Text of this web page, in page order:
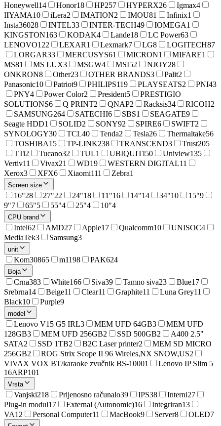
Honeywell14 Honor18 HP257 HYPERX26 Igmax4
IIYAMA10 iLera2 IMATION2 IMOU81 Infinix1
Insta36028 INTEL33 INTER-TECH49 IOMEGA1
KINGSTON163 KODAK4 Lande18 LC Power63
LENOVO122 LEXAR1 Lexmark7 LG8 LOGITECH87
LORGAR33 MERCUSYS61 MICRON1 MIFARE1
MS81 MS LUX3 MSGW4 MSI52 NJOY28
ONKRON8 Other23 OTHER BRANDS3 Palit2
Panasonic10 Patriot9 PHILIPS119 PLAYSEATS2 PNI43
PNY4 Power Color2 President5
PRESTIGIO
SOLUTIONS6 Q PRINT2 QNAP2 Racksis34 RICOH2
SAMSUNG264 SATECHI6 SBS1 SEAGATE9
Seagte HDD1 SOLID2 SONY92 SPIRE6 SWIFT2
SYNOLOGY30 TCL40 Tenda2 Tesla26 Thermaltake56
TOSHIBA15 TP-LINK238 TRANSCEND3 Trust205
TTi2 Tucano32 TUL1 UBIQUITI50 Uniview135
Vertiv11 Vivax21 WD19 WESTERN DIGITAL11
Xerox3 XFX6 Xiaomi111 Zebra1
Screen size
16"28 27"22 24"18 11"16 14"14 34"10 15"9
9"7 65"5 55"4 25"4 10"4
CPU brand
Intel62 AMD27 Apple17 Qualcomm10 UNISOC4
MediaTek3 Samsung3
unit
Kom30865 m1198 PAK624
Boja
Crna383 White166 Siva39 Tamno siva23 Blue17
Srebrna14 Beige11 Clear11 Graphite11 Luna Grey11
Black10 Purple9
model
Lenovo V15 G5 IRL3 MEM UFD 64GB3
MEM UFD
128GB3 MEM UFD 256GB2 SSD 500GB2
A400 2.5"
SATA2 SSD 1TB2 B2C Laser printer2
MEM SD MICRO
256GB2 ROG Strix Scope II 96 Wireles,NX SNOW,US2
VIVAX VOX BT/karaoke zvučnik BS-10001
Lenovo IP Slim 5
16ARP101
Vrsta
Vanjski218 Prijenosno računalo39 IPS38 Interni27
Plug-in modul17 External (Autonomic)16 Integriran13
VA12 Personal Computer11 MacBook9 Server8 OLED7